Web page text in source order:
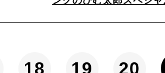
18 19 20